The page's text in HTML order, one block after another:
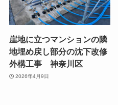
崖地に立つマンションの隣
地埋め戻し部分の沈下改修
外構工事 神奈川区
2026年4月9日